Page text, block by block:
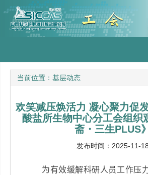
当前位置： 基层动态
欢笑减压焕活力 凝心聚力
酸盐所生物中心分工会组织
斋・三生PLUS》
发布时间：2025-11-18
为有效缓解科研人员工作压